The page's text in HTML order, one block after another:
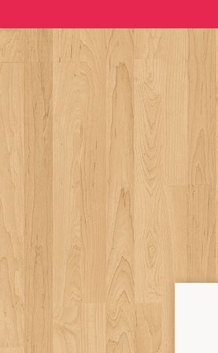
hoofdinhoud